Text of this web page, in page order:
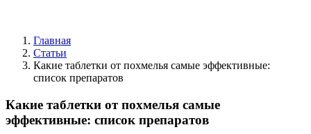
Главная
Статьи
Какие таблетки от похмелья самые эффективные:
список препаратов
Какие таблетки от похмелья самые
эффективные: список препаратов